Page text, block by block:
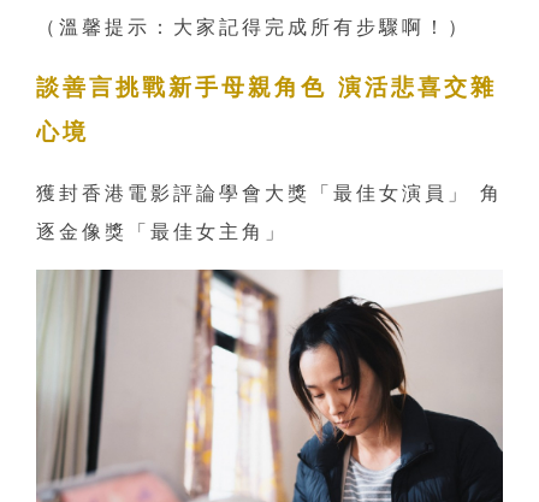
（溫馨提示：大家記得完成所有步驟啊！）
談善言挑戰新手母親角色 演活悲喜交雜
心境
獲封香港電影評論學會大獎「最佳女演員」 角
逐金像獎「最佳女主角」